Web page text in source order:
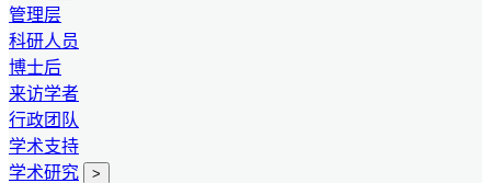
管理层
科研人员
博士后
来访学者
行政团队
学术支持
学术研究
>